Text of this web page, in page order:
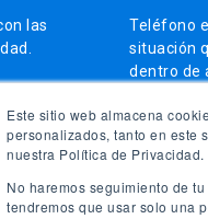
Este sitio web almacena
personalizados, tanto en este
nuestra Política de Privacidad.
No haremos seguimiento de
tendremos que usar solo una
las
Teléfono
situación
dentro de
phone
launch